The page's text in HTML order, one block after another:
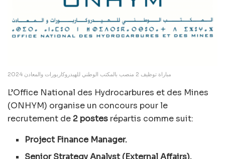
مباراة توظيف 2 منصب بالمكتب الوطني للهيدروكاربورات والمعادن 2024
L’Office National des Hydrocarbures et des Mines
(ONHYM) organise un concours pour le
recrutement de 2 postes répartis comme suit:
Project Finance Manager.
Senior Strategy Analyst (External Affairs).